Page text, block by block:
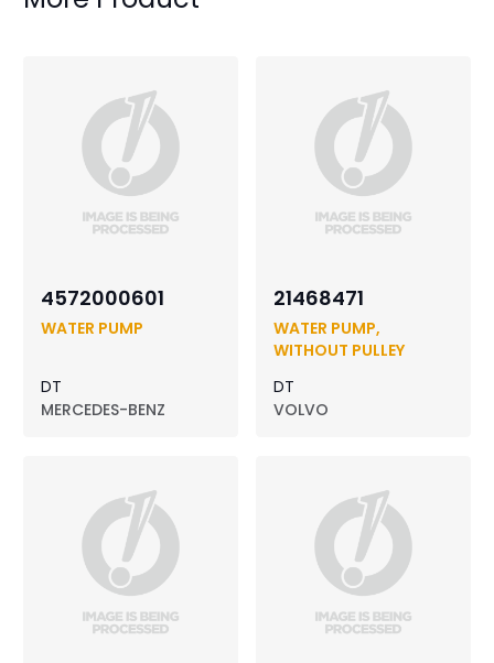
4572000601
WATER PUMP
DT
MERCEDES-BENZ
21468471
WATER PUMP,
WITHOUT PULLEY
DT
VOLVO